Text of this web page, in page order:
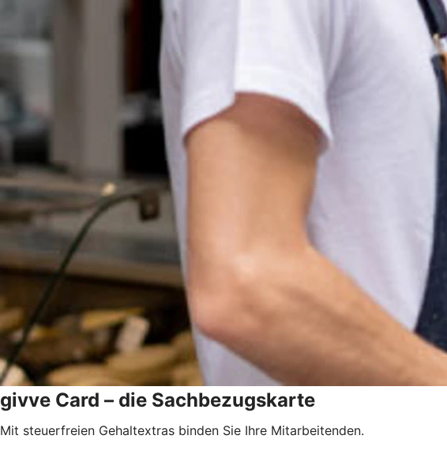
givve Card – die Sachbezugskarte
Mit steuerfreien Gehaltextras binden Sie Ihre Mitarbeitenden.